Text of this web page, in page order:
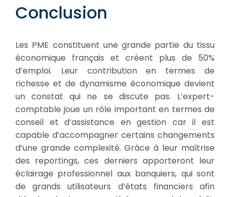
Conclusion
Les PME constituent une grande partie du tissu
économique français et créent plus de 50%
d’emploi. Leur contribution en termes de
richesse et de dynamisme économique devient
un constat qui ne se discute pas. L’expert-
comptable joue un rôle important en termes de
conseil et d’assistance en gestion car il est
capable d’accompagner certains changements
d’une grande complexité. Grâce à leur maîtrise
des reportings, ces derniers apporteront leur
éclairage professionnel aux banquiers, qui sont
de grands utilisateurs d’états financiers afin